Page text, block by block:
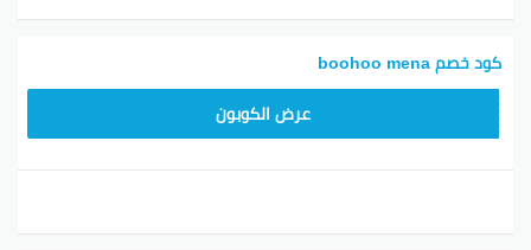
كود خصم boohoo mena
عرض الكوبون